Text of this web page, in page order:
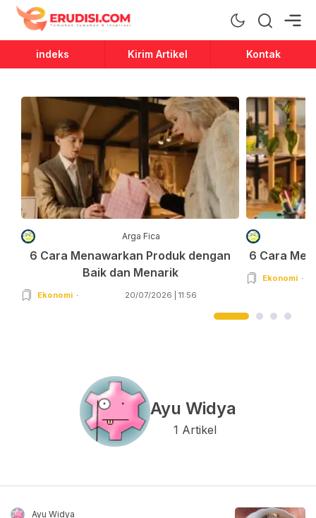
Erudisi
Temukan Jawaban dan Inspirasi
indeks Kirim Artikel Kontak
Arga Fica
6 Cara Menawarkan Produk dengan
Baik dan Menarik
Ekonomi 20/07/2026 | 11:56
6 Cara
Ekonomi
Ayu Widya
1 Artikel
Ayu Widya